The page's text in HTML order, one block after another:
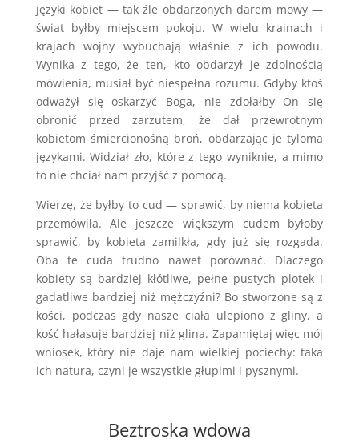
języki kobiet — tak źle obdarzonych darem mowy —
świat byłby miejscem pokoju. W wielu krainach i
krajach wojny wybuchają właśnie z ich powodu.
Wynika z tego, że ten, kto obdarzył je zdolnością
mówienia, musiał być niespełna rozumu. Gdyby ktoś
odważył się oskarżyć Boga, nie zdołałby On się
obronić przed zarzutem, że dał przewrotnym
kobietom śmiercionośną broń, obdarzając je tyloma
językami. Widział zło, które z tego wyniknie, a mimo
to nie chciał nam przyjść z pomocą.
Wierzę, że byłby to cud — sprawić, by niema kobieta
przemówiła. Ale jeszcze większym cudem byłoby
sprawić, by kobieta zamilkła, gdy już się rozgada.
Oba te cuda trudno nawet porównać. Dlaczego
kobiety są bardziej kłótliwe, pełne pustych plotek i
gadatliwe bardziej niż mężczyźni? Bo stworzone są z
kości, podczas gdy nasze ciała ulepiono z gliny, a
kość hałasuje bardziej niż glina. Zapamiętaj więc mój
wniosek, który nie daje nam wielkiej pociechy: taka
ich natura, czyni je wszystkie głupimi i pysznymi.
Beztroska wdowa